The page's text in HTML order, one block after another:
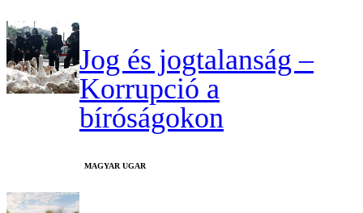
Jog és jogtalanság –
Korrupció a
bíróságokon
MAGYAR UGAR